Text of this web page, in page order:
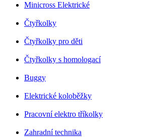
Minicross Elektrické
Čtyřkolky
Čtyřkolky pro děti
Čtyřkolky s homologací
Buggy
Elektrické koloběžky
Pracovní elektro tříkolky
Zahradní technika